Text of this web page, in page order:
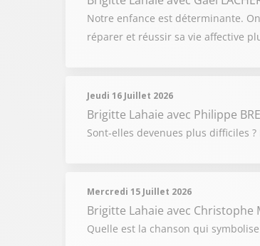
Notre enfance est déterminante.
réparer et réussir sa vie affective
Jeudi 16 Juillet 2026
Brigitte Lahaie avec Philippe
Sont-elles devenues plus difficiles
Mercredi 15 Juillet 2026
Brigitte Lahaie avec Christophe
Quelle est la chanson qui